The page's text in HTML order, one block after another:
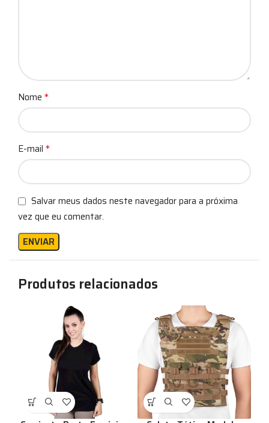
Nome *
E-mail *
Salvar meus dados neste navegador para a próxima
vez que eu comentar.
Produtos relacionados